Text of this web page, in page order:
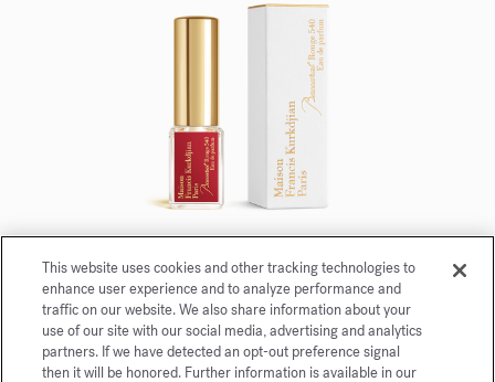
Baccarat Rouge 540
Eau de parfum 5ml
Maison Francis Kurkdjian a le plaisir de vous offrir
This website uses cookies and other tracking technologies to
enhance user experience and to analyze performance and
traffic on our website. We also share information about your
use of our site with our social media, advertising and analytics
partners. If we have detected an opt-out preference signal
then it will be honored. Further information is available in our